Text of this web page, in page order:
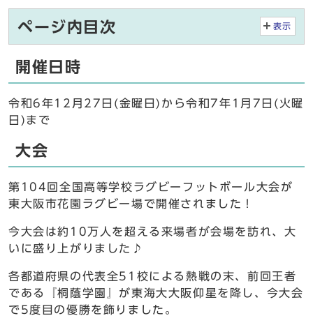
ページ内目次 表示
開催日時
令和6年12月27日(金曜日)から令和7年1月7日(火曜
日)まで
大会
第104回全国高等学校ラグビーフットボール大会が
東大阪市花園ラグビー場で開催されました！
今大会は約10万人を超える来場者が会場を訪れ、大
いに盛り上がりました♪
各都道府県の代表全51校による熱戦の末、前回王者
である『桐蔭学園』が東海大大阪仰星を降し、今大会
で5度目の優勝を飾りました。